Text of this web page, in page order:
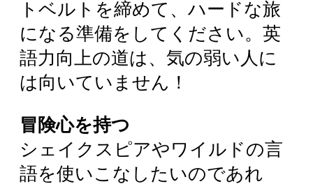
トベルトを締めて、ハードな旅
になる準備をしてください。英
語力向上の道は、気の弱い人に
は向いていません！
冒険心を持つ
シェイクスピアやワイルドの言
語を使いこなしたいのであれ